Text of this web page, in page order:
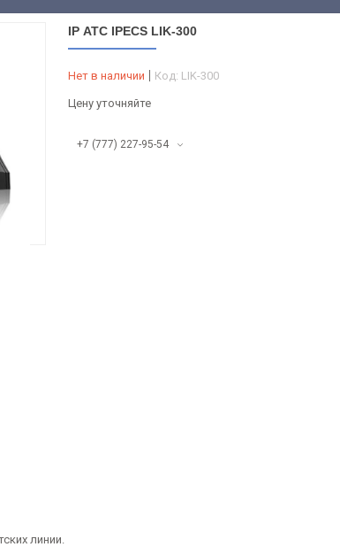
IP АТС IPECS LIK-300
Нет в наличии Код: LIK-300
Цену уточняйте
+7 (777) 227-95-54
линии.